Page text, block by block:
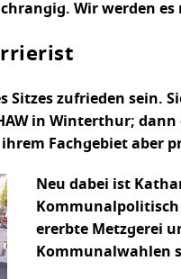
Wir werden
Sitzes zufrieden
in Winterthur;
Fachgebiet aber
Neu dabei ist
ererbte Metzgerei
Kommunalwahlen